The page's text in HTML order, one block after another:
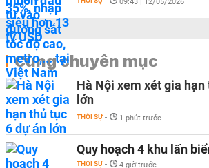
Cùng chuyên mục
Hà Nội xem xét gia hạn
lớn
THỜI SỰ - 1 phút trước
Quy hoạch 4 khu lấn
THỜI SỰ - 4 giờ trước